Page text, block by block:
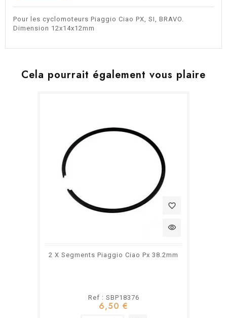
Pour les cyclomoteurs Piaggio Ciao PX, SI, BRAVO.
Dimension 12x14x12mm
Cela pourrait également vous plaire
favorite_border
visibility
2 X Segments Piaggio Ciao Px 38.2mm
Ref : SBP18376
6,50 €